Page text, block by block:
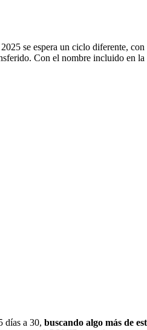
se espera un ciclo diferente, con
Con el nombre incluido en
días a 30, buscando algo más de